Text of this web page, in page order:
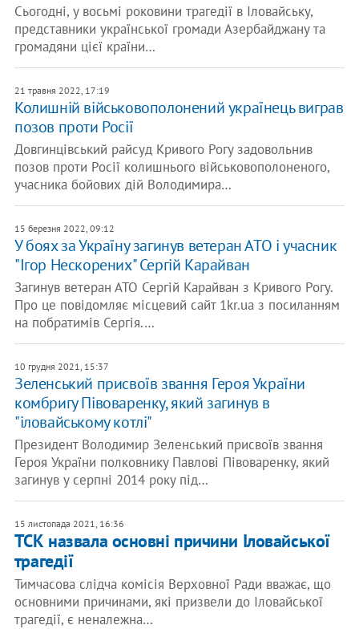
Сьогодні, у восьмі роковини трагедії в Іловайську,
представники української громади Азербайджану та
громадяни цієї країни…
21 травня 2022, 17:19
Колишній військовополонений українець виграв
позов проти Росії
Довгинцівський райсуд Кривого Рогу задовольнив
позов проти Росії колишнього військовополоненого,
учасника бойових дій Володимира…
15 березня 2022, 09:12
У боях за Україну загинув ветеран АТО і учасник
"Ігор Нескорених" Сергій Карайван
Загинув ветеран АТО Сергій Карайван з Кривого Рогу.
Про це повідомляє місцевий сайт 1kr.ua з посиланням
на побратимів Сергія.…
10 грудня 2021, 15:37
Зеленський присвоїв звання Героя України
комбригу Півоваренку, який загинув в
"іловайському котлі"
Президент Володимир Зеленський присвоїв звання
Героя України полковнику Павлові Півоваренку, який
загинув у серпні 2014 року під…
15 листопада 2021, 16:36
ТСК назвала основні причини Іловайської
трагедії
Тимчасова слідча комісія Верховної Ради вважає, що
основними причинами, які призвели до Іловайської
трагедії, є неналежна…